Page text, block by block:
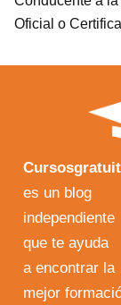
Oficial o
es un blog
independiente
que te ayuda
a encontrar la
mejor